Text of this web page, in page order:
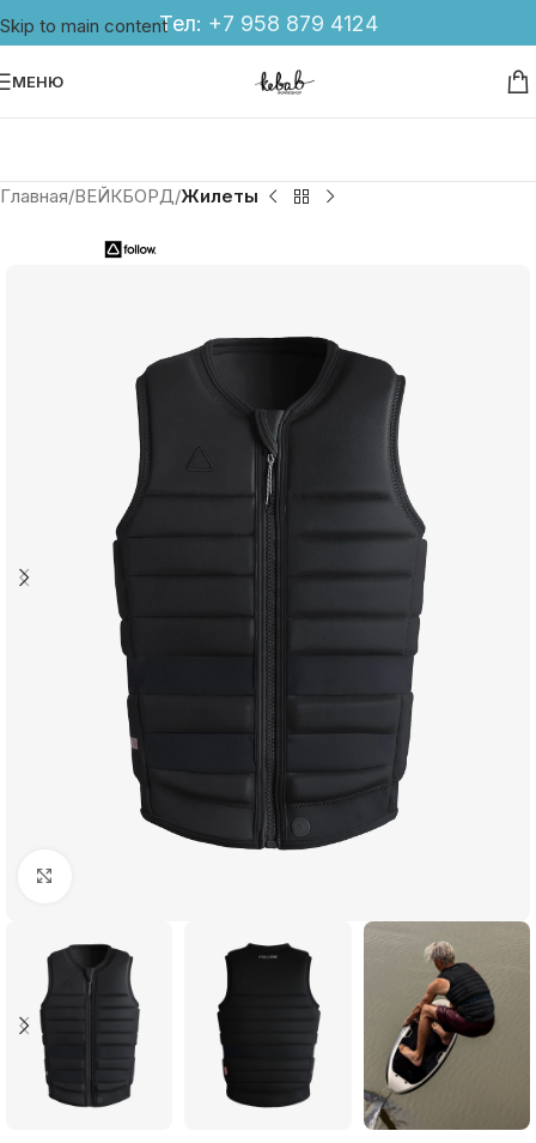
Skip to main contentТел: +7 958 879 4124
МЕНЮ
Главная ВЕЙКБОРД Жилеты